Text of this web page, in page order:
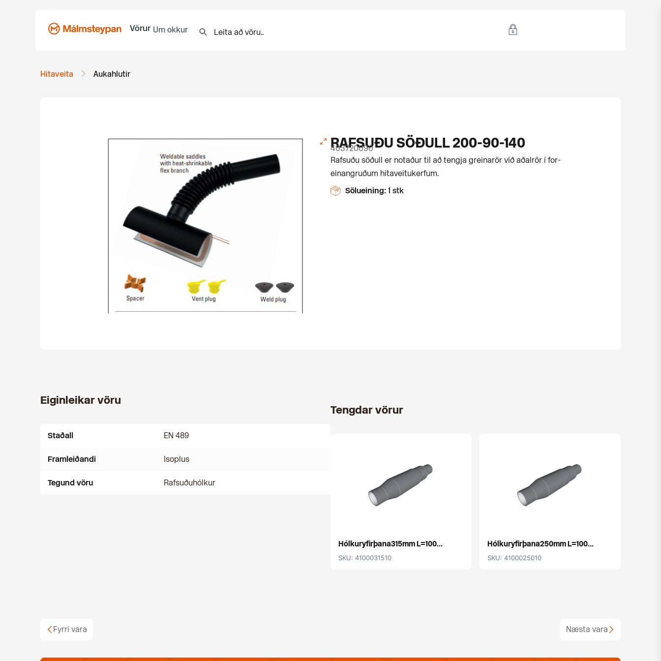
Vörur Um okkur
Hitaveita Aukahlutir
RAFSUÐU SÖÐULL 200-90-140
403720090
Rafsuðu söðull er notaður til að tengja greinarör við aðalrör í for­
einangruðum hitaveitukerfum.
Sölueining: 1 stk
Eiginleikar vöru
Staðall EN 489
Framleiðandi Isoplus
Tegund vöru Rafsuðuhólkur
Tengdar vörur
Hólkuryfirþana315mm L=100...
SKU: 4100031510
Hólkuryfirþana250mm L=100...
SKU: 4100025010
Fyrri vara Næsta vara